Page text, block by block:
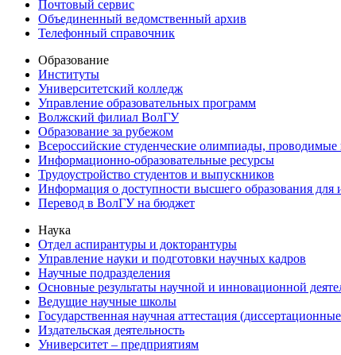
Почтовый сервис
Объединенный ведомственный архив
Телефонный справочник
Образование
Институты
Университетский колледж
Управление образовательных программ
Волжский филиал ВолГУ
Образование за рубежом
Всероссийские студенческие олимпиады,
Информационно-образовательные ресурсы
Трудоустройство студентов и выпускников
Информация о доступности высшего образования
Перевод в ВолГУ на бюджет
Наука
Отдел аспирантуры и докторантуры
Управление науки и подготовки научных кадров
Научные подразделения
Основные результаты научной и инновационной
Ведущие научные школы
Государственная научная аттестация
Издательская деятельность
Университет – предприятиям